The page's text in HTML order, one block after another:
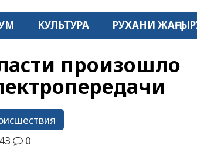
КУЛЬТУРА РУХАНИ
произошло
0